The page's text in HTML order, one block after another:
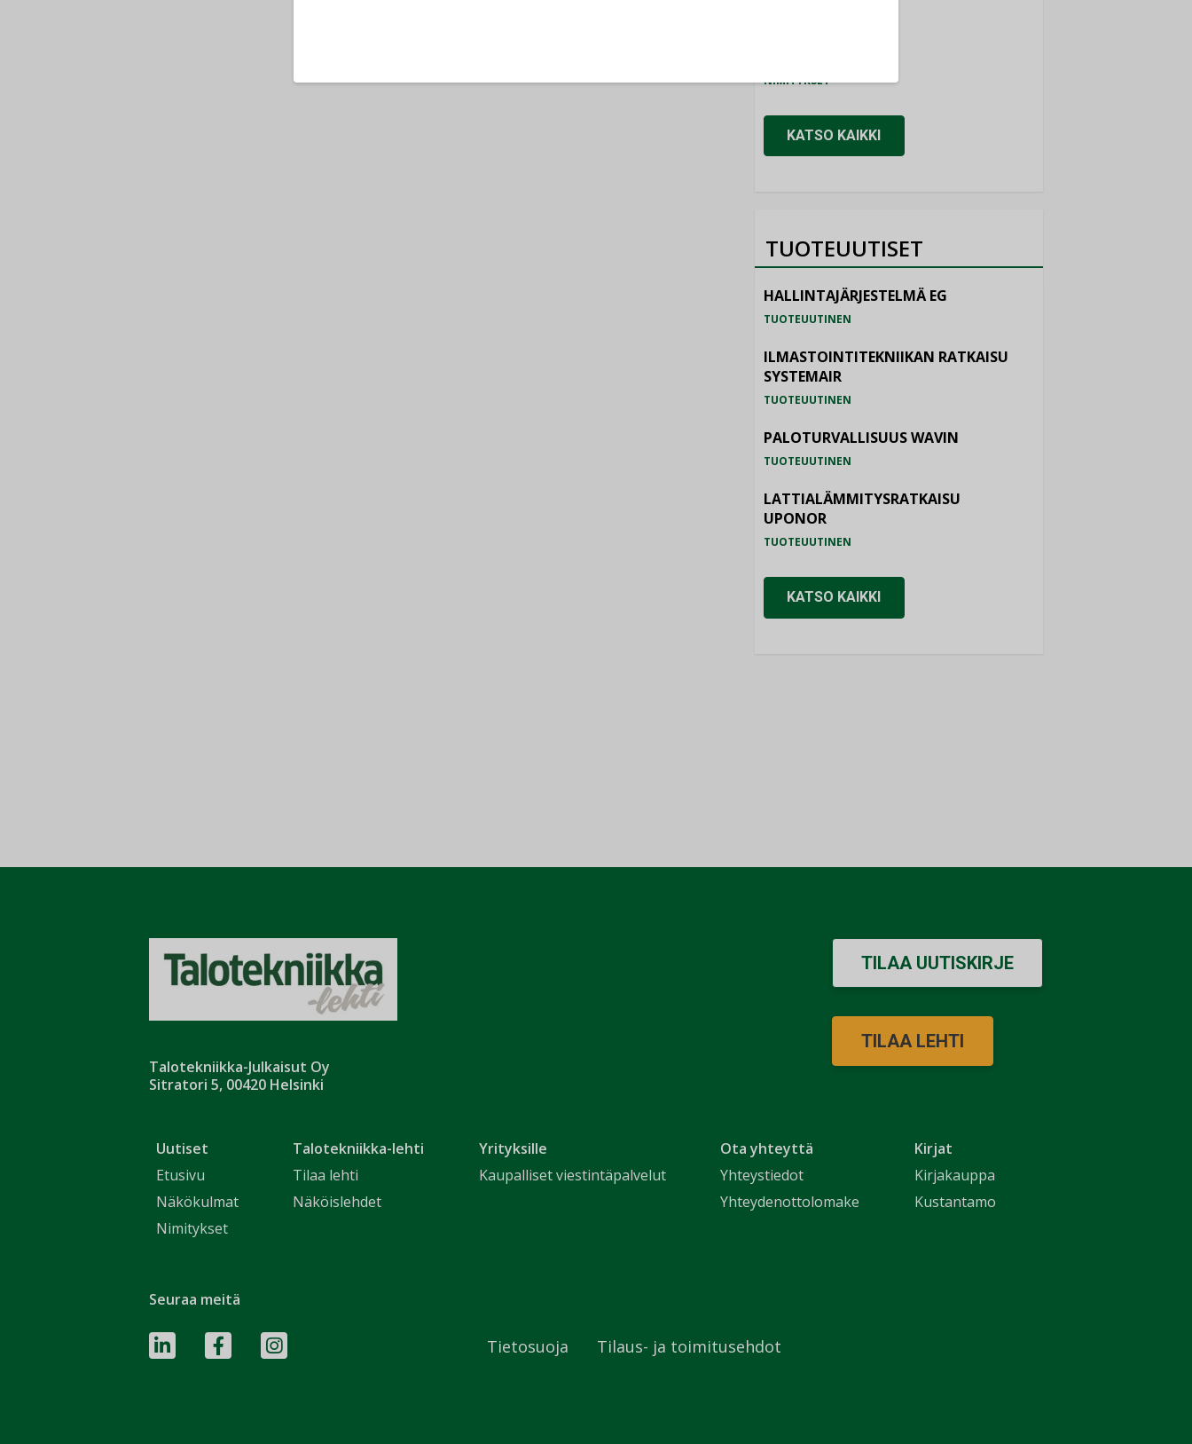
NIMITYKSET
KATSO KAIKKI
TUOTEUUTISET
HALLINTAJÄRJESTELMÄ EG
TUOTEUUTINEN
ILMASTOINTITEKNIIKAN RATKAISU
SYSTEMAIR
TUOTEUUTINEN
PALOTURVALLISUUS WAVIN
TUOTEUUTINEN
LATTIALÄMMITYSRATKAISU
UPONOR
TUOTEUUTINEN
KATSO KAIKKI
Talotekniikka-Julkaisut Oy
Sitratori 5, 00420 Helsinki
Uutiset
Etusivu
Näkökulmat
Nimitykset
Talotekniikka-lehti
Tilaa lehti
Näköislehdet
Yrityksille
Kaupalliset viestintäpalvelut
Ota yhteyttä
Yhteystiedot
Yhteydenottolomake
Kirjat
Kirjakauppa
Kustantamo
TILAA UUTISKIRJE
TILAA LEHTI
Seuraa meitä
Tietosuoja Tilaus- ja toimitusehdot